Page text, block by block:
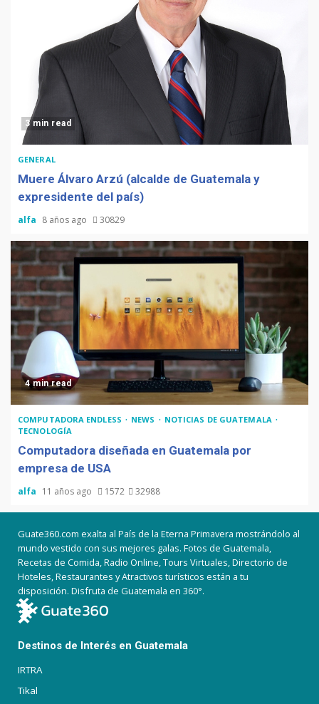
3 min read
GENERAL
Muere Álvaro Arzú (alcalde de Guatemala y
expresidente del país)
alfa 8 años ago 30829
4 min read
COMPUTADORA ENDLESS NEWS
NOTICIAS DE GUATEMALA
TECNOLOGÍA
Computadora diseñada en Guatemala por
empresa de USA
alfa 11 años ago 1572 32988
Guate360.com exalta al País de la Eterna Primavera mostrándolo al
mundo vestido con sus mejores galas. Fotos de Guatemala,
Recetas de Comida, Radio Online, Tours Virtuales, Directorio de
Hoteles, Restaurantes y Atractivos turísticos están a tu
disposición. Disfruta de Guatemala en 360°.
Destinos de Interés en Guatemala
IRTRA
Tikal